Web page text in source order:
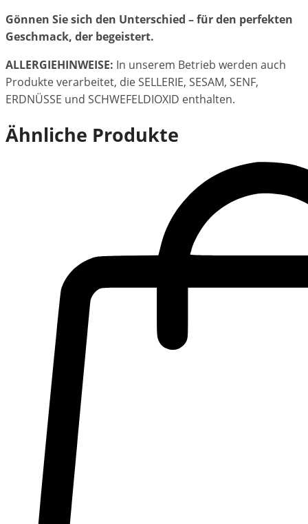
Gönnen Sie sich den Unterschied – für den perfekten
Geschmack, der begeistert.
ALLERGIEHINWEISE: In unserem Betrieb werden auch
Produkte verarbeitet, die SELLERIE, SESAM, SENF,
ERDNÜSSE und SCHWEFELDIOXID enthalten.
Ähnliche Produkte